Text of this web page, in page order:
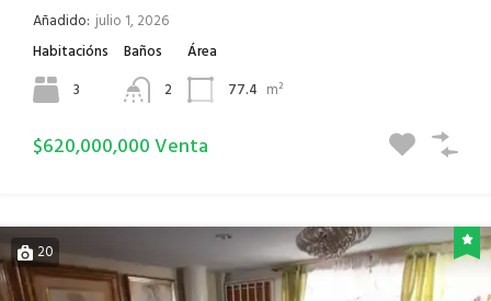
Añadido: julio 1, 2026
Habitacións
3
Baños
2
Área
77.4 m²
$620,000,000 Venta
20